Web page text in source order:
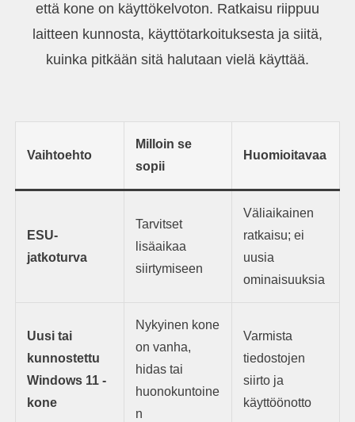
että kone on käyttökelvoton. Ratkaisu riippuu
laitteen kunnosta, käyttötarkoituksesta ja siitä,
kuinka pitkään sitä halutaan vielä käyttää.
Vaihtoehto
Milloin se
sopii
Huomioitavaa
ESU-
jatkoturva
Tarvitset
lisäaikaa
siirtymiseen
Väliaikainen
ratkaisu; ei
uusia
ominaisuuksia
Uusi tai
kunnostettu
Windows 11 -
kone
Nykyinen kone
on vanha,
hidas tai
huonokuntoine
n
Varmista
tiedostojen
siirto ja
käyttöönotto